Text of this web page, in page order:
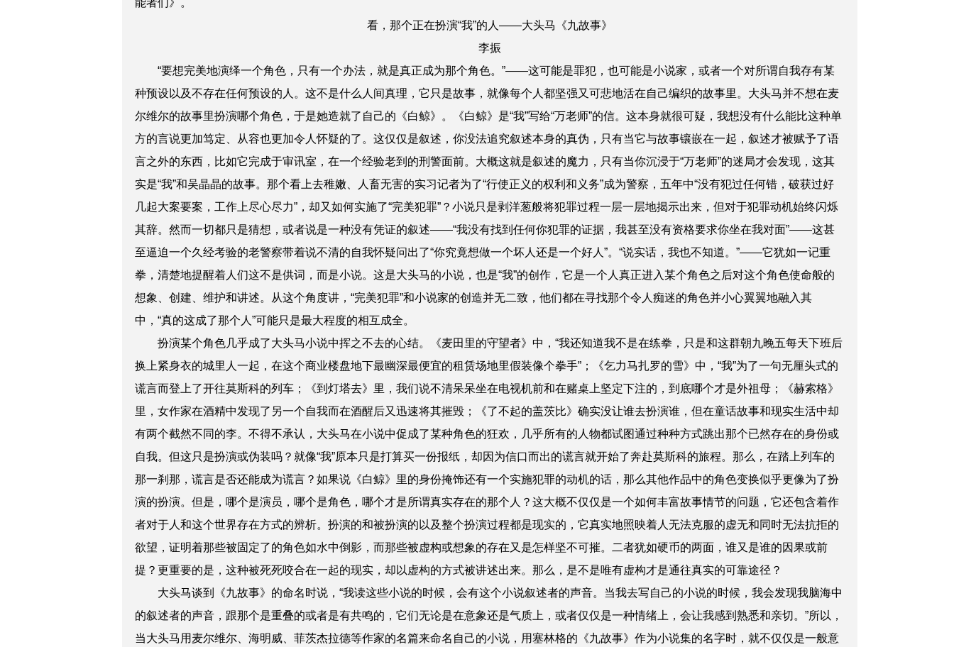
能者们》。
看，那个正在扮演“我”的人——大头马《九故事》
李振
“要想完美地演绎一个角色，只有一个办法，就是真正成为那个角色。”——这可能是罪犯，也可能是小说家，或者一个对所谓自我存有某
种预设以及不存在任何预设的人。这不是什么人间真理，它只是故事，就像每个人都坚强又可悲地活在自己编织的故事里。大头马并不想在麦
尔维尔的故事里扮演哪个角色，于是她造就了自己的《白鲸》。《白鲸》是“我”写给“万老师”的信。这本身就很可疑，我想没有什么能比这种单
方的言说更加笃定、从容也更加令人怀疑的了。这仅仅是叙述，你没法追究叙述本身的真伪，只有当它与故事镶嵌在一起，叙述才被赋予了语
言之外的东西，比如它完成于审讯室，在一个经验老到的刑警面前。大概这就是叙述的魔力，只有当你沉浸于“万老师”的迷局才会发现，这其
实是“我”和吴晶晶的故事。那个看上去稚嫩、人畜无害的实习记者为了“行使正义的权利和义务”成为警察，五年中“没有犯过任何错，破获过好
几起大案要案，工作上尽心尽力”，却又如何实施了“完美犯罪”？小说只是剥洋葱般将犯罪过程一层一层地揭示出来，但对于犯罪动机始终闪烁
其辞。然而一切都只是猜想，或者说是一种没有凭证的叙述——“我没有找到任何你犯罪的证据，我甚至没有资格要求你坐在我对面”——这甚
至逼迫一个久经考验的老警察带着说不清的自我怀疑问出了“你究竟想做一个坏人还是一个好人”。“说实话，我也不知道。”——它犹如一记重
拳，清楚地提醒着人们这不是供词，而是小说。这是大头马的小说，也是“我”的创作，它是一个人真正进入某个角色之后对这个角色使命般的
想象、创建、维护和讲述。从这个角度讲，“完美犯罪”和小说家的创造并无二致，他们都在寻找那个令人痴迷的角色并小心翼翼地融入其
中，“真的这成了那个人”可能只是最大程度的相互成全。
扮演某个角色几乎成了大头马小说中挥之不去的心结。《麦田里的守望者》中，“我还知道我不是在练拳，只是和这群朝九晚五每天下班后
换上紧身衣的城里人一起，在这个商业楼盘地下最幽深最便宜的租赁场地里假装像个拳手”；《乞力马扎罗的雪》中，“我”为了一句无厘头式的
谎言而登上了开往莫斯科的列车；《到灯塔去》里，我们说不清呆呆坐在电视机前和在赌桌上坚定下注的，到底哪个才是外祖母；《赫索格》
里，女作家在酒精中发现了另一个自我而在酒醒后又迅速将其摧毁；《了不起的盖茨比》确实没让谁去扮演谁，但在童话故事和现实生活中却
有两个截然不同的李。不得不承认，大头马在小说中促成了某种角色的狂欢，几乎所有的人物都试图通过种种方式跳出那个已然存在的身份或
自我。但这只是扮演或伪装吗？就像“我”原本只是打算买一份报纸，却因为信口而出的谎言就开始了奔赴莫斯科的旅程。那么，在踏上列车的
那一刹那，谎言是否还能成为谎言？如果说《白鲸》里的身份掩饰还有一个实施犯罪的动机的话，那么其他作品中的角色变换似乎更像为了扮
演的扮演。但是，哪个是演员，哪个是角色，哪个才是所谓真实存在的那个人？这大概不仅仅是一个如何丰富故事情节的问题，它还包含着作
者对于人和这个世界存在方式的辨析。扮演的和被扮演的以及整个扮演过程都是现实的，它真实地照映着人无法克服的虚无和同时无法抗拒的
欲望，证明着那些被固定了的角色如水中倒影，而那些被虚构或想象的存在又是怎样坚不可摧。二者犹如硬币的两面，谁又是谁的因果或前
提？更重要的是，这种被死死咬合在一起的现实，却以虚构的方式被讲述出来。那么，是不是唯有虚构才是通往真实的可靠途径？
大头马谈到《九故事》的命名时说，“我读这些小说的时候，会有这个小说叙述者的声音。当我去写自己的小说的时候，我会发现我脑海中
的叙述者的声音，跟那个是重叠的或者是有共鸣的，它们无论是在意象还是气质上，或者仅仅是一种情绪上，会让我感到熟悉和亲切。”所以，
当大头马用麦尔维尔、海明威、菲茨杰拉德等作家的名篇来命名自己的小说，用塞林格的《九故事》作为小说集的名字时，就不仅仅是一般意